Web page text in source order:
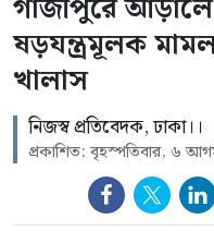
গাজীপুরে আড়ালে
ষড়যন্ত্রমূলক
খালাস
নিজস্ব প্রতিবেদক, ঢাকা।।
প্রকাশিত: বৃহস্পতিবার, ৬